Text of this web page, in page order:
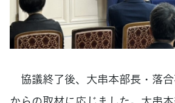
協議終了後、大串本部長・落